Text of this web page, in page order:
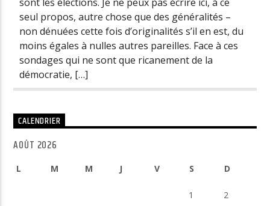
seul propos, autre chose que des généralités –
non dénuées cette fois d’originalités s’il en est, du
moins égales à nulles autres pareilles. Face à ces
sondages qui ne sont que ricanement de la
démocratie, […]
CALENDRIER
AOÛT 2026
L M M J V S D
1
2